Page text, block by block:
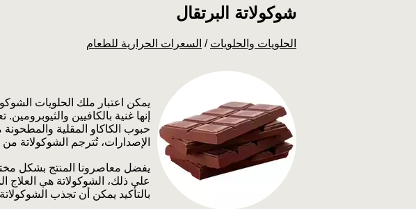
شوكولاتة البرتقال
السعرات الحرارية للطعام / الحلويات والحلويات
يمكن اعتبار ملك الحلويات
إنها غنية بالكافيين
حبوب الكاكاو المقلية
الإصدارات، تُترجم الشوكولاتة
يفضل معاصرونا المنتج بشكل
على ذلك، الشوكولاتة هي العلاج
بالتأكيد يمكن أن تجذب الشوكولاتة